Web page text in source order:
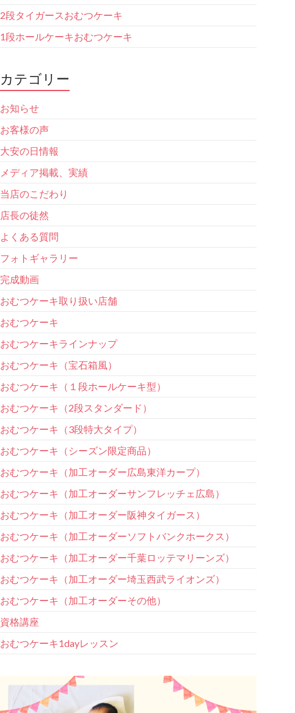
2段タイガースおむつケーキ
1段ホールケーキおむつケーキ
カテゴリー
お知らせ
お客様の声
大安の日情報
メディア掲載、実績
当店のこだわり
店長の徒然
よくある質問
フォトギャラリー
完成動画
おむつケーキ取り扱い店舗
おむつケーキ
おむつケーキラインナップ
おむつケーキ（宝石箱風）
おむつケーキ（１段ホールケーキ型）
おむつケーキ（2段スタンダード）
おむつケーキ（3段特大タイプ）
おむつケーキ（シーズン限定商品）
おむつケーキ（加工オーダー広島東洋カープ）
おむつケーキ（加工オーダーサンフレッチェ広島）
おむつケーキ（加工オーダー阪神タイガース）
おむつケーキ（加工オーダーソフトバンクホークス）
おむつケーキ（加工オーダー千葉ロッテマリーンズ）
おむつケーキ（加工オーダー埼玉西武ライオンズ）
おむつケーキ（加工オーダーその他）
資格講座
おむつケーキ1dayレッスン